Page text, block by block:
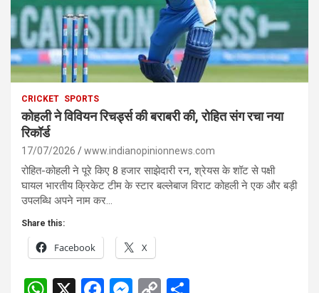
CRICKET SPORTS
कोहली ने विवियन रिचर्ड्स की बराबरी की, रोहित संग रचा नया
रिकॉर्ड
17/07/2026 www.indianopinionnews.com
रोहित-कोहली ने पूरे किए 8 हजार साझेदारी रन, श्रेयस के शॉट से पक्षी
घायल भारतीय क्रिकेट टीम के स्टार बल्लेबाज विराट कोहली ने एक और बड़ी
उपलब्धि अपने नाम कर…
Share this:
Facebook X